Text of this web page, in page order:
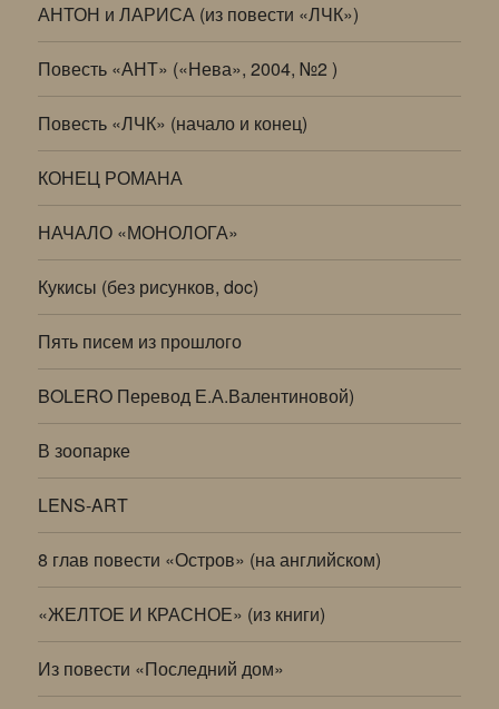
АНТОН и ЛАРИСА (из повести «ЛЧК»)
Повесть «АНТ» («Нева», 2004, №2 )
Повесть «ЛЧК» (начало и конец)
КОНЕЦ РОМАНА
НАЧАЛО «МОНОЛОГА»
Кукисы (без рисунков, doc)
Пять писем из прошлого
BOLERO Перевод Е.А.Валентиновой)
В зоопарке
LENS-ART
8 глав повести «Остров» (на английском)
«ЖЕЛТОЕ И КРАСНОЕ» (из книги)
Из повести «Последний дом»